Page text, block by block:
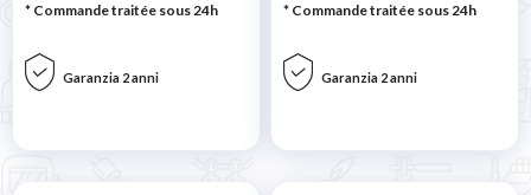
* Commande traitée sous 24h
Garanzia 2 anni
* Commande traitée sous 24h
Garanzia 2 anni